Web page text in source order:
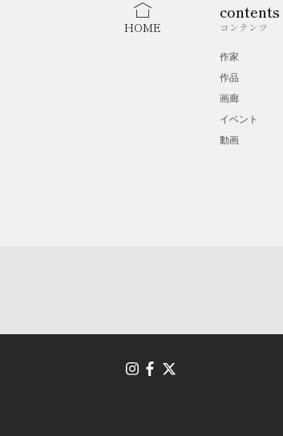
HOME
contents
コンテンツ
作家
作品
画廊
イベント
動画